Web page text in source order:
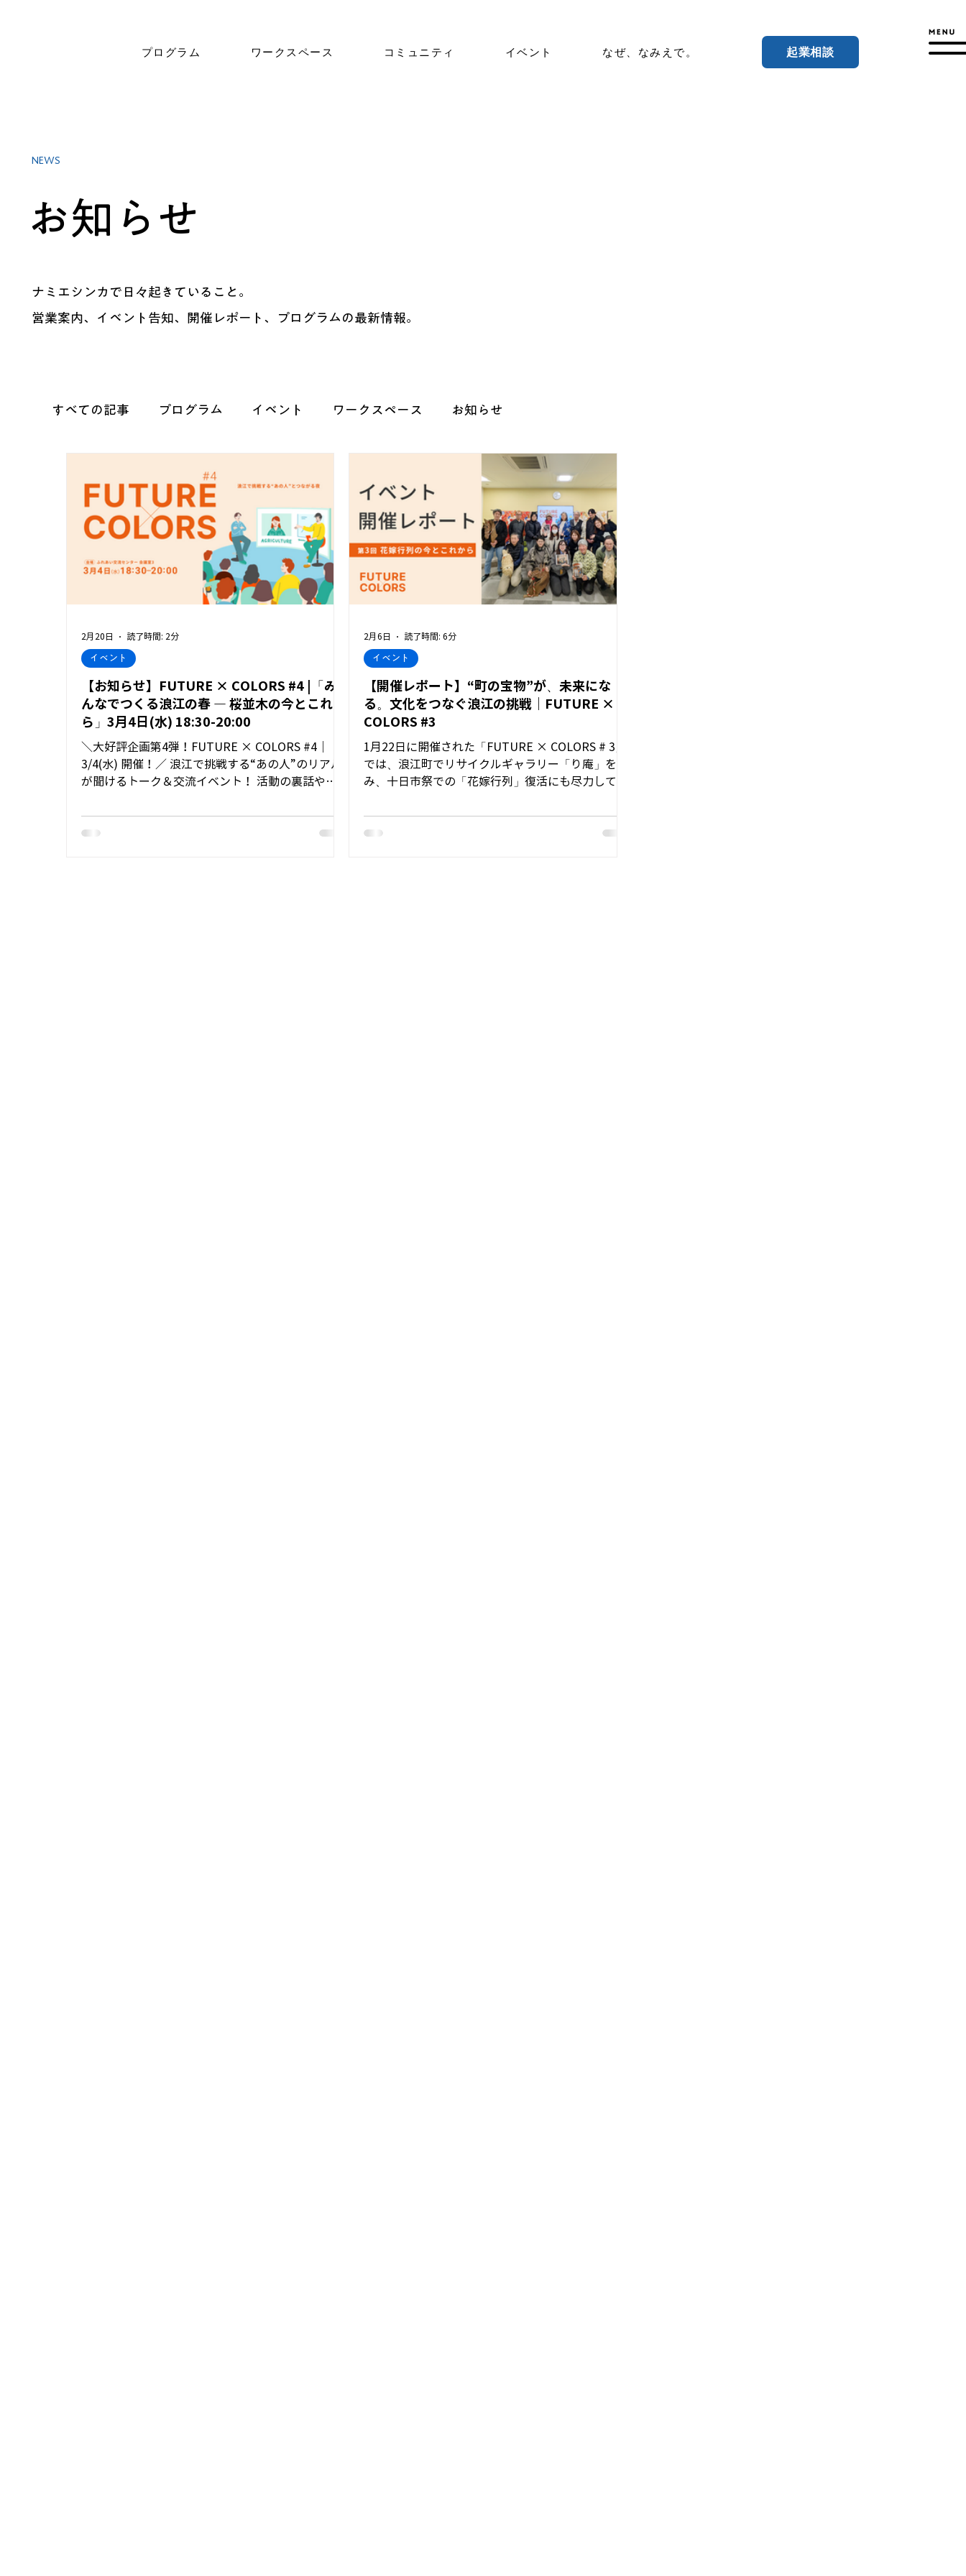
プログラム ワークスペース コミュニティ イベント なぜ、なみえで。 起業相談
NEWS
お知らせ
ナミエシンカで日々起きていること。
営業案内、イベント告知、開催レポート、プログラムの最新情報。
すべての記事 プログラム イベント ワークスペース お知らせ
【お知らせ】FUTURE × COLORS #4 |「み
んなでつくる浪江の春 ― 桜並木の今とこれか
ら」3月4日(水) 18:30-20:00
＼大好評企画第4弾！FUTURE × COLORS #4｜
3/4(水) 開催！／ 浪江で挑戦する“あの人”のリアル
が聞けるトーク＆交流イベント！ 活動の裏話やこ
これから活動したい人たちがつながる場をつくりま
す。 第4回のゲストは「絆さくらの会」会長の小黒
イベント
2月20日 読了時間: 2分
【開催レポート】“町の宝物”が、未来にな
る。文化をつなぐ浪江の挑戦｜FUTURE ×
COLORS #3
1月22日に開催された「FUTURE × COLORS # 3」
では、浪江町でリサイクルギャラリー「り庵」を営
み、十日市祭での「花嫁行列」復活にも尽力してき
とこれから」をテーマに語り合いました。 会場に
は、花嫁行列を初めて知った方から実際に行列に参
イベント
2月6日 読了時間: 6分